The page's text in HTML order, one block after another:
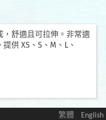
舒適且可拉伸。非常適
供 XS、S、M、L、
繁體 English